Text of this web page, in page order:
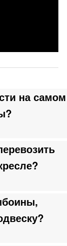
на самом